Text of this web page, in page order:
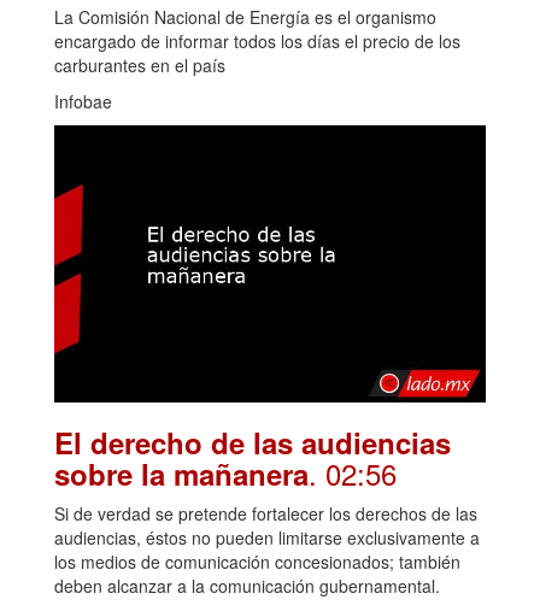
La Comisión Nacional de Energía es el organismo
encargado de informar todos los días el precio de los
carburantes en el país
Infobae
El derecho de las audiencias
sobre la mañanera. 02:56
Si de verdad se pretende fortalecer los derechos de las
audiencias, éstos no pueden limitarse exclusivamente a
los medios de comunicación concesionados; también
deben alcanzar a la comunicación gubernamental.